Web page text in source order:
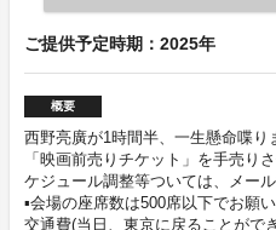
ご提供予定時期：2025年
概要
西野亮廣が1時間半、一生懸命喋り
「映画前売りチケット」を手売り
ケジュール調整等ついては、メー
▪️会場の座席数は500席以下でお願
交通費(当日、東京に戻ることがで